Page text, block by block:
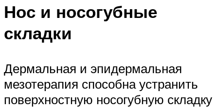
Нос и носогубные
складки
Дермальная и эпидермальная
мезотерапия способна устранить
поверхностную носогубную складку